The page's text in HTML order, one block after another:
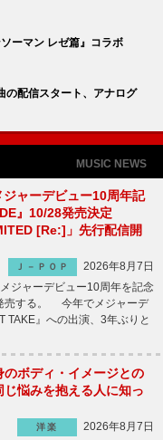
ーマン レゼ篇』コラボ
配信スタート、アナログ
MUSIC NEWS
ャーデビュー10周年記
』10/28発売決定
[Re:]」先行配信開
Ｊ－ＰＯＰ
2026年8月7日
ジャーデビュー10周年を記念
売する。 今年でメジャーデ
TAKE』への出演、3年ぶりと
のボディ・イメージとの
悩みを抱える人に知っ
洋楽
2026年8月7日